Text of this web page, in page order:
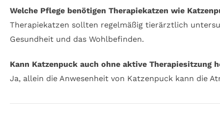
Welche Pflege benötigen Therapiekatzen wie
Therapiekatzen sollten regelmäßig tierärztlich
Gesundheit und das Wohlbefinden.
Kann Katzenpuck auch ohne aktive Therapiesitzung
Ja, allein die Anwesenheit von Katzenpuck kann die